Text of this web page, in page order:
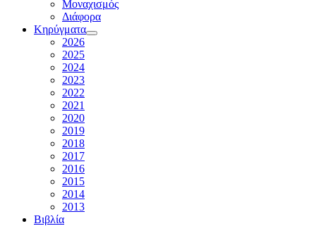
Μοναχισμός
Διάφορα
Κηρύγματα
2026
2025
2024
2023
2022
2021
2020
2019
2018
2017
2016
2015
2014
2013
Βιβλία